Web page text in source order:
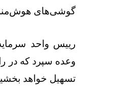
گوشی‌های هوش‌مند
رییس واحد
وعده سپرد که در
تسهیل خواهد